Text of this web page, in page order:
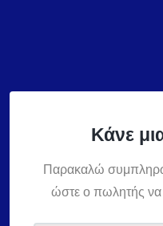
Κάνε
Παρακαλώ
ώστε ο πωλητής